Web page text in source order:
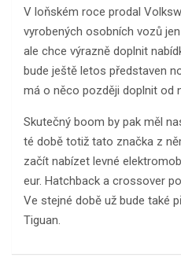
V loňském roce prodal
vyrobených osobních vozů
ale chce výrazně doplnit
bude ještě letos představen
má o něco později doplnit od
Skutečný boom by pak měl
té době totiž tato značka z
začít nabízet levné
eur. Hatchback a crossover
Ve stejné době už bude také
Tiguan.